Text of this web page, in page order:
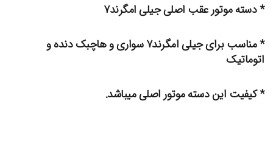
* دسته موتور عقب اصلی جیلی امگرند۷
* مناسب برای جیلی امگرند۷ سواری و هاچبک دنده و
اتوماتیک
* کیفیت این دسته موتور اصلی میباشد.